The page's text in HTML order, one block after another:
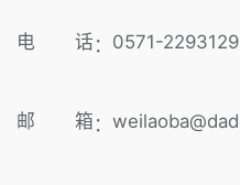
电 话 ： 0571-
邮 箱 ：